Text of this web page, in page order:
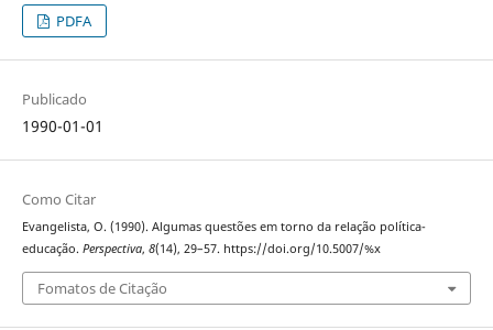
PDFA
Publicado
1990-01-01
Como Citar
Evangelista, O. (1990). Algumas questões em torno da relação política-
educação. Perspectiva, 8(14), 29–57. https://doi.org/10.5007/%x
Fomatos de Citação